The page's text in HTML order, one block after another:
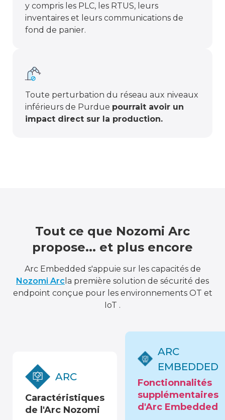
y compris les PLC, les RTUS, leurs
inventaires et leurs communications de
fond de panier.
Toute perturbation du réseau aux niveaux
inférieurs de Purdue pourrait avoir un
impact direct sur la production.
Tout ce que Nozomi Arc
propose... et plus encore
Arc Embedded s'appuie sur les capacités de
Nozomi Arc la première solution de sécurité des
endpoint conçue pour les environnements OT et
IoT .
ARC
Caractéristiques
de l'Arc Nozomi
ARC
EMBEDDED
Fonctionnalités
supplémentaires
d'Arc Embedded